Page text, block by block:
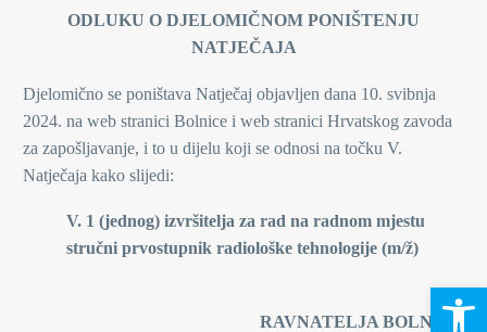
ODLUKU O DJELOMIČNOM PONIŠTENJU
NATJEČAJA
Djelomično se poništava Natječaj objavljen dana 10. svibnja
2024. na web stranici Bolnice i web stranici Hrvatskog zavoda
za zapošljavanje, i to u dijelu koji se odnosi na točku V.
Natječaja kako slijedi:
V. 1 (jednog) izvršitelja za rad na radnom mjestu
stručni prvostupnik radiološke tehnologije (m/ž)
V.D.
RAVNATELJA BOLNICE